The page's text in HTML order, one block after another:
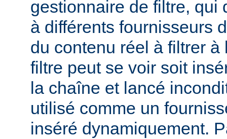
gestionnaire de filtre, qui
à différents fournisseurs
du contenu réel à filtrer à
filtre peut se voir soit
la chaîne et lancé
utilisé comme un
inséré dynamiquement.